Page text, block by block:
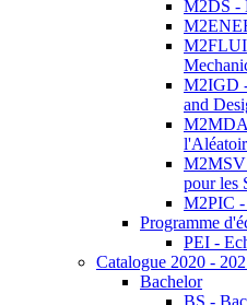
M2DS -
M2IGD
and
M2MDA
M2MSV
pour les
M2PIC -
Programme
PEI -
Catalogue 2020 -
Bachelor
BS -